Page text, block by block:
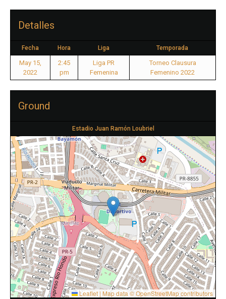
Detalles
Fecha Hora Liga Temporada
May 15,
2022
2:45
pm
Liga PR
Femenina
Torneo Clausura
Femenino 2022
Ground
Estadio Juan Ramón Loubriel
Leaflet | Map data ©OpenStreetMapcontributors